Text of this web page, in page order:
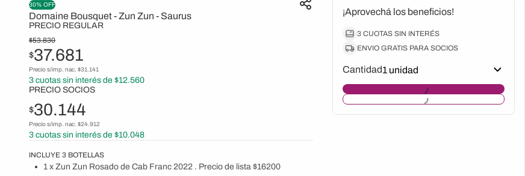
30% OFF
Domaine Bousquet - Zun Zun - Saurus
PRECIO REGULAR
$53.830
$37.681
Precio s/imp. nac. $31.141
3 cuotas sin interés de $12.560
PRECIO SOCIOS
$30.144
Precio s/imp. nac. $24.912
3 cuotas sin interés de $10.048
INCLUYE3 BOTELLAS
1 x Zun Zun Rosado de Cab Franc 2022 . Precio de lista $16200
¡Aprovechá los beneficios!
3 CUOTAS SIN INTERÉS
ENVIO GRATIS PARA SOCIOS
Cantidad